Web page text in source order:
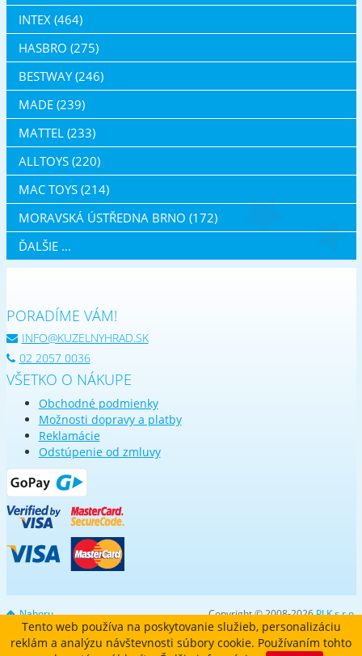
INTEX (464)
HASBRO (275)
BESTWAY (246)
MADE (239)
MATTEL (233)
ALLTOYS (220)
MAC TOYS (214)
MORAVSKÁ ÚSTŘEDNA BRNO (172)
ĎALŠIE ...
PORADÍME VÁM!
INFO@KUZELNYHRAD.SK
02 2057 0036
VŠETKO O NÁKUPE
Obchodné podmienky
Možnosti dopravy a platby
Reklamácie
Odstúpenie od zmluvy
Nahoru Copyright © 2008-2026PLK s.r.o.
Tento web používa na poskytovanie služieb, personalizáciu
reklám a analýzu návštevnosti súbory cookie. Používaním tohto